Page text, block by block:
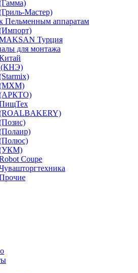
Мастер)
аппаратам
Турция
для монтажа
Coupe